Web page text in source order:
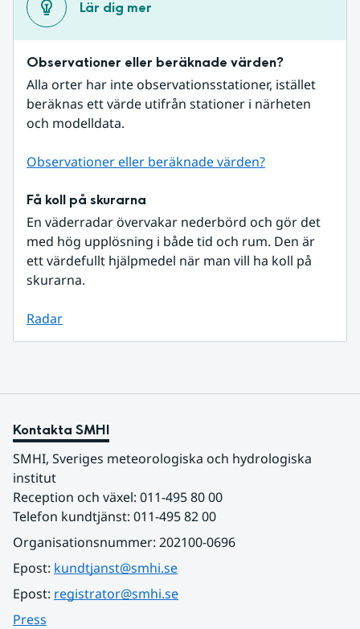
Lär dig mer
Observationer eller beräknade värden?
Alla orter har inte observationsstationer, istället
beräknas ett värde utifrån stationer i närheten
och modelldata.
Observationer eller beräknade värden?
Få koll på skurarna
En väderradar övervakar nederbörd och gör det
med hög upplösning i både tid och rum. Den är
ett värdefullt hjälpmedel när man vill ha koll på
skurarna.
Radar
Kontakta SMHI
SMHI, Sveriges meteorologiska och hydrologiska
institut
Reception och växel: 011-495 80 00
Telefon kundtjänst: 011-495 82 00
Organisationsnummer: 202100-0696
Epost: kundtjanst@smhi.se
Epost: registrator@smhi.se
Press